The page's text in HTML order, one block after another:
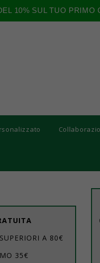
10% SUL TUO PRIMO
A 80€
35€